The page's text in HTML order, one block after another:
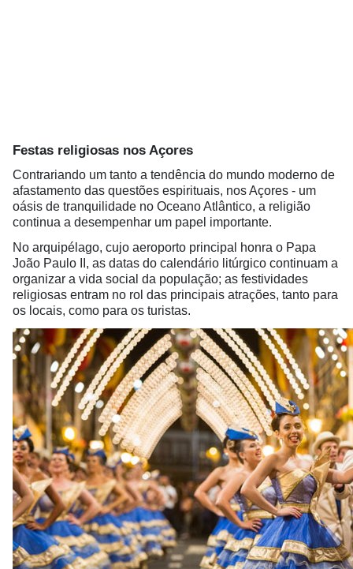
Festas religiosas nos Açores
Contrariando um tanto a tendência do mundo moderno de
afastamento das questões espirituais, nos Açores - um
oásis de tranquilidade no Oceano Atlântico, a religião
continua a desempenhar um papel importante.
No arquipélago, cujo aeroporto principal honra o Papa
João Paulo II, as datas do calendário litúrgico continuam a
organizar a vida social da população; as festividades
religiosas entram no rol das principais atrações, tanto para
os locais, como para os turistas.